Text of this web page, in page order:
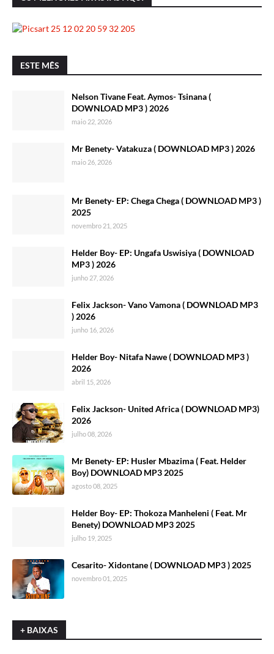
ESTE MÊS
Nelson Tivane Feat. Aymos- Tsinana (
DOWNLOAD MP3 ) 2026
maio 22, 2026
Mr Benety- Vatakuza ( DOWNLOAD MP3 ) 2026
maio 26, 2026
Mr Benety- EP: Chega Chega ( DOWNLOAD MP3 )
2025
novembro 21, 2025
Helder Boy- EP: Ungafa Uswisiya ( DOWNLOAD
MP3 ) 2026
junho 27, 2026
Felix Jackson- Vano Vamona ( DOWNLOAD MP3
) 2026
junho 16, 2026
Helder Boy- Nitafa Nawe ( DOWNLOAD MP3 )
2026
abril 15, 2026
Felix Jackson- United Africa ( DOWNLOAD MP3)
2026
julho 08, 2026
Mr Benety- EP: Husler Mbazima ( Feat. Helder
Boy) DOWNLOAD MP3 2025
agosto 08, 2025
Helder Boy- EP: Thokoza Manheleni ( Feat. Mr
Benety) DOWNLOAD MP3 2025
julho 19, 2025
Cesarito- Xidontane ( DOWNLOAD MP3 ) 2025
novembro 01, 2025
+ BAIXAS